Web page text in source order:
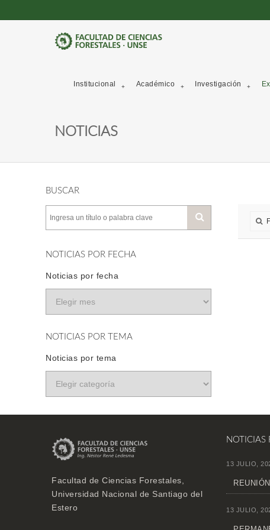
Institucional Académico Investigación
NOTICIAS
BUSCAR
NOTICIAS POR FECHA
Noticias por fecha
NOTICIAS POR TEMA
Noticias por tema
Facultad de Ciencias Forestales,
Universidad Nacional de Santiago del
Estero
NOTICIAS
13 JULIO,
13 JULIO,